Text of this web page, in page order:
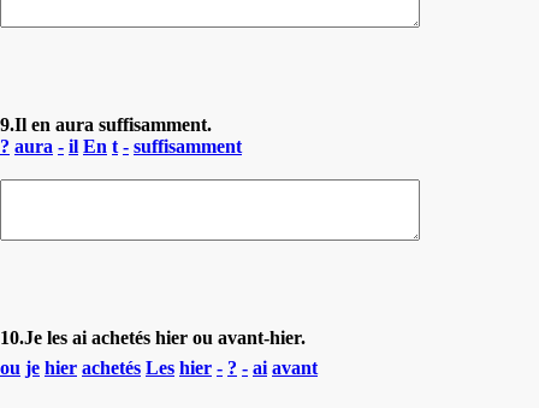
9.Il en aura suffisamment.
? aura - il En t - suffisamment
10.Je les ai achetés hier ou avant-hier.
ou je hier achetés Les hier - ? - ai avant